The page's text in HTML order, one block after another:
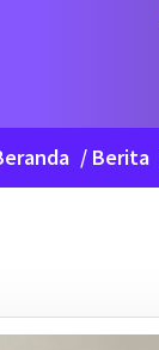
/ Berita